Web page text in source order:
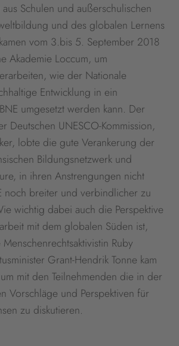
Schulen und außerschulischen
und des globalen Lernens
vom 3.bis 5. September 2018
Akademie Loccum, um
wie der Nationale
Entwicklung in ein
umgesetzt werden kann. Der
Deutschen UNESCO-Kommission,
lobte die gute Verankerung der
Bildungsnetzwerk und
in ihren Anstrengungen nicht
noch breiter und verbindlicher zu
wichtig dabei auch die Perspektive
mit dem globalen Süden ist,
Ruby
Grant-Hendrik Tonne kam
mit den Teilnehmenden die in der
Vorschläge und Perspektiven für
zu diskutieren.